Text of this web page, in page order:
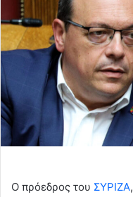
Ο πρόεδρος του ΣΥΡΙΖΑ,